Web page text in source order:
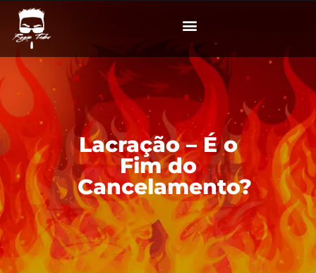
Lacração – É o
Fim do
Cancelamento?